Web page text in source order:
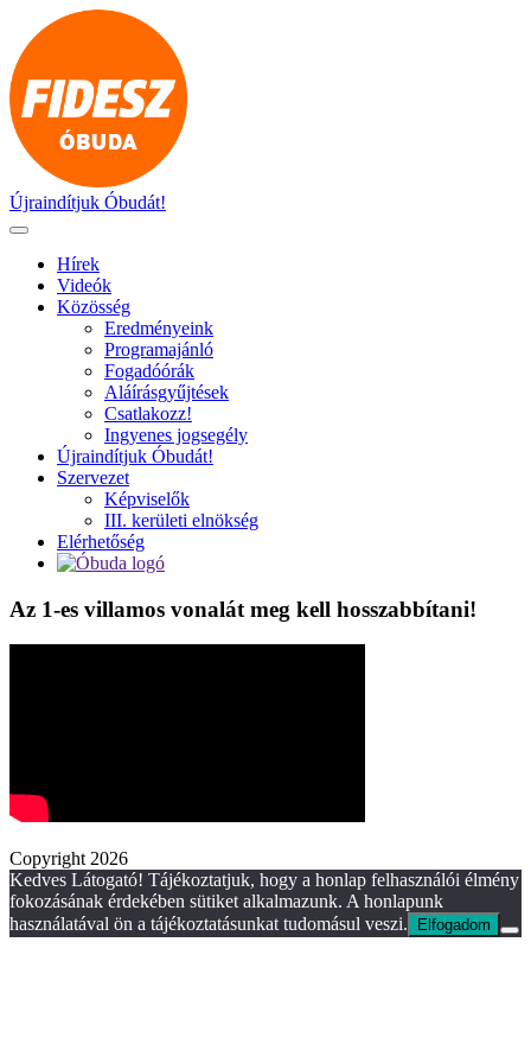
Ugrás
tartalomhoz
Újraindítjuk Óbudát!
Hírek
Videók
Közösség
Eredményeink
Programajánló
Fogadóórák
Aláírásgyűjtések
Csatlakozz!
Ingyenes jogsegély
Újraindítjuk Óbudát!
Szervezet
Képviselők
III. kerületi elnökség
Elérhetőség
Az 1-es villamos vonalát meg kell hosszabbítani!
Copyright 2026
Kedves Látogató! Tájékoztatjuk, hogy a honlap felhasználói élmény
fokozásának érdekében sütiket alkalmazunk. A honlapunk
használatával ön a tájékoztatásunkat tudomásul veszi.
Elfogadom